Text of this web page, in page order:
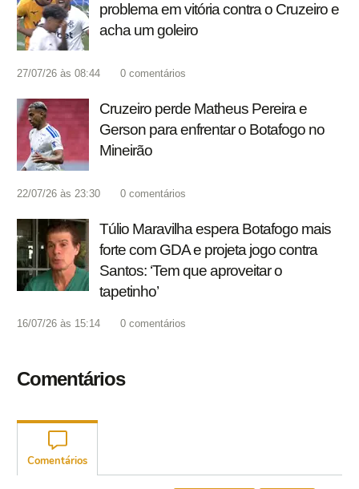
problema em vitória contra o Cruzeiro e
acha um goleiro
27/07/26 às 08:44 0 comentários
Cruzeiro perde Matheus Pereira e
Gerson para enfrentar o Botafogo no
Mineirão
22/07/26 às 23:30 0 comentários
Túlio Maravilha espera Botafogo mais
forte com GDA e projeta jogo contra
Santos: ‘Tem que aproveitar o
tapetinho’
16/07/26 às 15:14 0 comentários
Comentários